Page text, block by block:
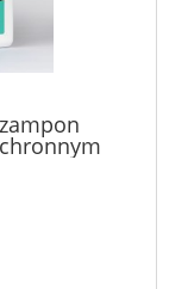
200 ml